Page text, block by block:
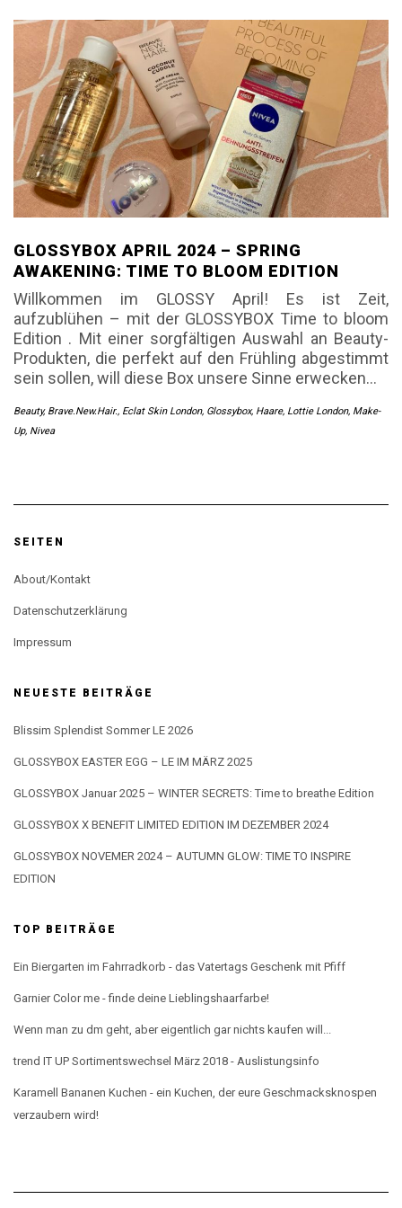
GLOSSYBOX APRIL 2024 – SPRING
AWAKENING: TIME TO BLOOM EDITION
Willkommen im GLOSSY April! Es ist Zeit,
aufzublühen – mit der GLOSSYBOX Time to bloom
Edition . Mit einer sorgfältigen Auswahl an Beauty-
Produkten, die perfekt auf den Frühling abgestimmt
sein sollen, will diese Box unsere Sinne erwecken…
Beauty, Brave.New.Hair., Eclat Skin London, Glossybox, Haare, Lottie London, Make-
Up, Nivea
SEITEN
About/Kontakt
Datenschutzerklärung
Impressum
NEUESTE BEITRÄGE
Blissim Splendist Sommer LE 2026
GLOSSYBOX EASTER EGG – LE IM MÄRZ 2025
GLOSSYBOX Januar 2025 – WINTER SECRETS: Time to breathe Edition
GLOSSYBOX X BENEFIT LIMITED EDITION IM DEZEMBER 2024
GLOSSYBOX NOVEMER 2024 – AUTUMN GLOW: TIME TO INSPIRE
EDITION
TOP BEITRÄGE
Ein Biergarten im Fahrradkorb - das Vatertags Geschenk mit Pfiff
Garnier Color me - finde deine Lieblingshaarfarbe!
Wenn man zu dm geht, aber eigentlich gar nichts kaufen will...
trend IT UP Sortimentswechsel März 2018 - Auslistungsinfo
Karamell Bananen Kuchen - ein Kuchen, der eure Geschmacksknospen
verzaubern wird!